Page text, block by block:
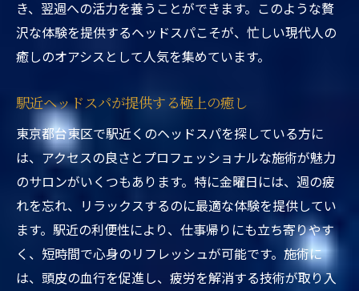
き、翌週への活力を養うことができます。このような贅
沢な体験を提供するヘッドスパこそが、忙しい現代人の
癒しのオアシスとして人気を集めています。
駅近ヘッドスパが提供する極上の癒し
東京都台東区で駅近くのヘッドスパを探している方に
は、アクセスの良さとプロフェッショナルな施術が魅力
のサロンがいくつもあります。特に金曜日には、週の疲
れを忘れ、リラックスするのに最適な体験を提供してい
ます。駅近の利便性により、仕事帰りにも立ち寄りやす
く、短時間で心身のリフレッシュが可能です。施術に
は、頭皮の血行を促進し、疲労を解消する技術が取り入